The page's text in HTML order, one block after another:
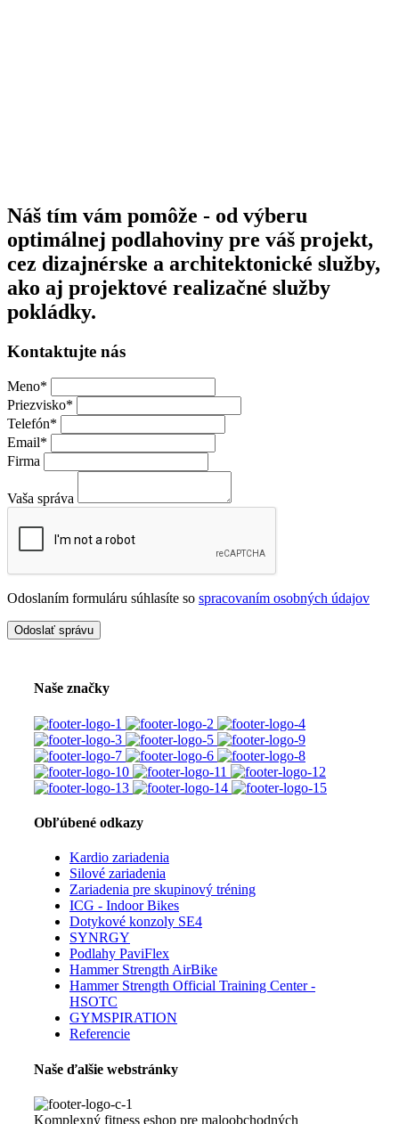
Náš tím vám pomôže - od výberu
optimálnej podlahoviny pre váš projekt,
cez dizajnérske a architektonické služby,
ako aj projektové realizačné služby
pokládky.
Kontaktujte nás
Meno*
Priezvisko*
Telefón*
Email*
Firma
Vaša správa
Odoslaním formuláru súhlasíte so spracovaním osobných údajov
Naše značky
Obľúbené odkazy
Kardio zariadenia
Silové zariadenia
Zariadenia pre skupinový tréning
ICG - Indoor Bikes
Dotykové konzoly SE4
SYNRGY
Podlahy PaviFlex
Hammer Strength AirBike
Hammer Strength Official Training Center -
HSOTC
GYMSPIRATION
Referencie
Naše ďalšie webstránky
Komplexný fitness eshop pre maloobchodných